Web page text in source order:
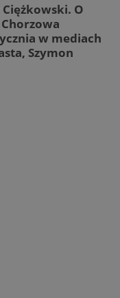
Ciężkowski. O
w mediach
Szymon